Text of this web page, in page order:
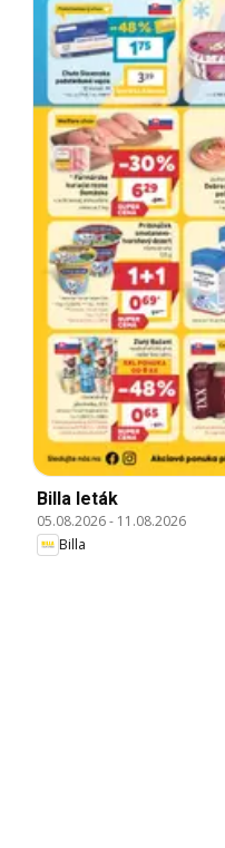
Billa leták
05.08.2026- 11.08.2026
Billa